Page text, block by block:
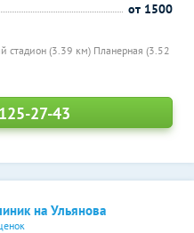
стадион (3.39 км) Планерная (3.52
от 1500
27-43
на Ульянова